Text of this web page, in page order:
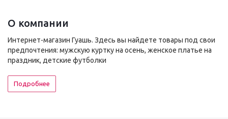
О компании
Интернет-магазин Гуашь. Здесь вы найдете товары под свои
предпочтения: мужскую куртку на осень, женское платье на
праздник, детские футболки
Подробнее